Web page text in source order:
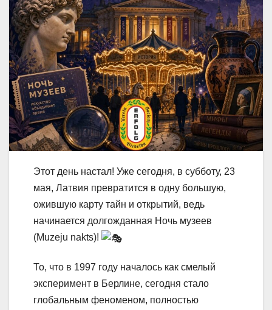
Этот день настал! Уже сегодня, в субботу, 23
мая, Латвия превратится в одну большую,
ожившую карту тайн и открытий, ведь
начинается долгожданная Ночь музеев
(Muzeju nakts)!
То, что в 1997 году началось как смелый
эксперимент в Берлине, сегодня стало
глобальным феноменом, полностью